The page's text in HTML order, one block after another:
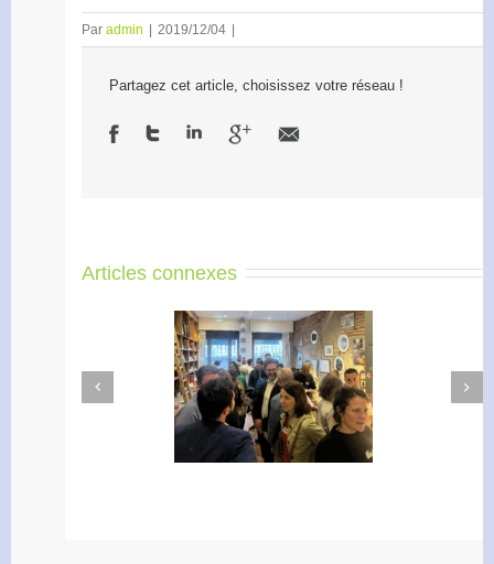
Par admin 2019/12/04
Partagez cet article, choisissez votre réseau !
Articles connexes
Accélérateur de
l’engagement
Previous
Next